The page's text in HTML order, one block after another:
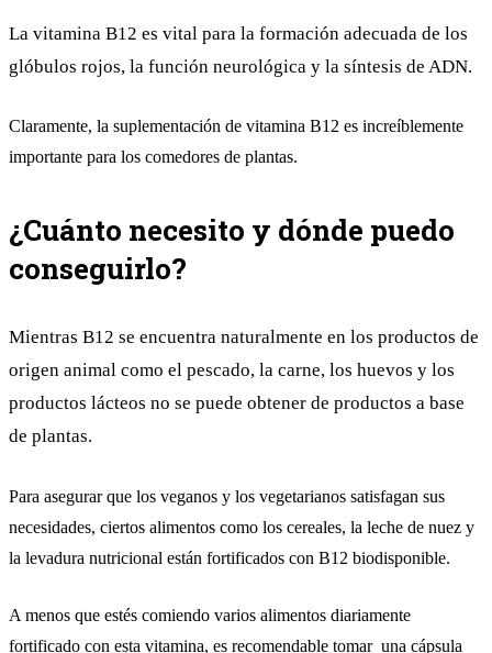
La vitamina B12 es vital para la formación adecuada de los
glóbulos rojos, la función neurológica y la síntesis de ADN.
Claramente, la suplementación de vitamina B12 es increíblemente
importante para los comedores de plantas.
¿Cuánto necesito y dónde puedo
conseguirlo?
Mientras B12 se encuentra naturalmente en los productos de
origen animal como el pescado, la carne, los huevos y los
productos lácteos no se puede obtener de productos a base
de plantas.
Para asegurar que los veganos y los vegetarianos satisfagan sus
necesidades, ciertos alimentos como los cereales, la leche de nuez y
la levadura nutricional están fortificados con B12 biodisponible.
A menos que estés comiendo varios alimentos diariamente
fortificado con esta vitamina, es recomendable tomar una cápsula